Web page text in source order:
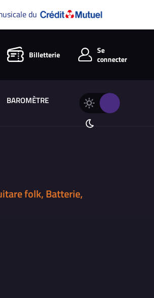
du
Billetterie
Se
connecter
BAROMÈTRE
Changer
thème
Thème
folk, Batterie,